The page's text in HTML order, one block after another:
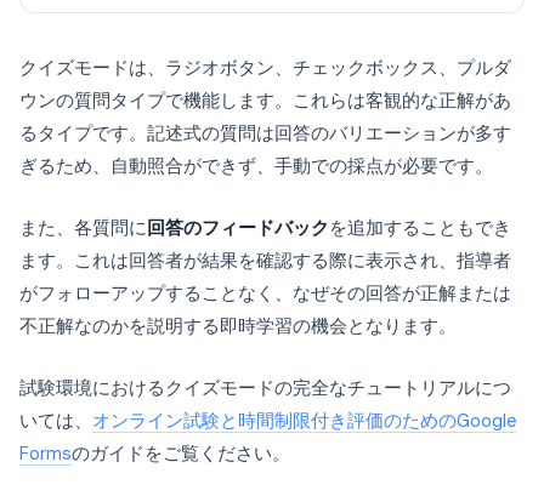
クイズモードは、ラジオボタン、チェックボックス、プルダ
ウンの質問タイプで機能します。これらは客観的な正解があ
るタイプです。記述式の質問は回答のバリエーションが多す
ぎるため、自動照合ができず、手動での採点が必要です。
また、各質問に 回答のフィードバック を追加することもでき
ます。これは回答者が結果を確認する際に表示され、指導者
がフォローアップすることなく、なぜその回答が正解または
不正解なのかを説明する即時学習の機会となります。
試験環境におけるクイズモードの完全なチュートリアルにつ
いては、 オンライン試験と時間制限付き評価のためのGoogle
Formsのガイドをご覧ください。